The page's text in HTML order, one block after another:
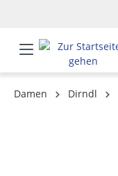
Damen Dirndl